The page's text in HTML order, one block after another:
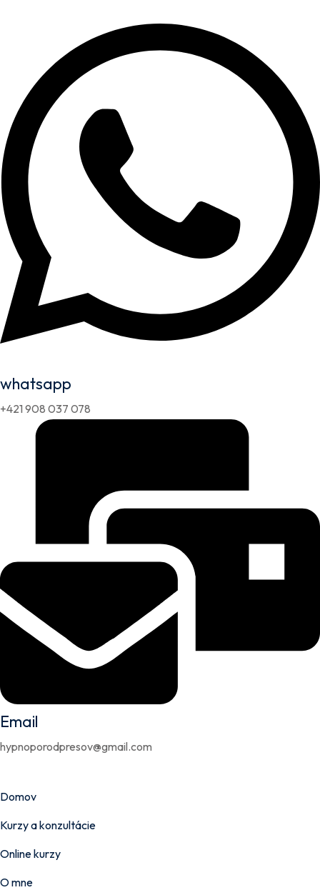
whatsapp
+421 908 037 078
Email
hypnoporodpresov@gmail.com
Domov
Kurzy a konzultácie
Online kurzy
O mne